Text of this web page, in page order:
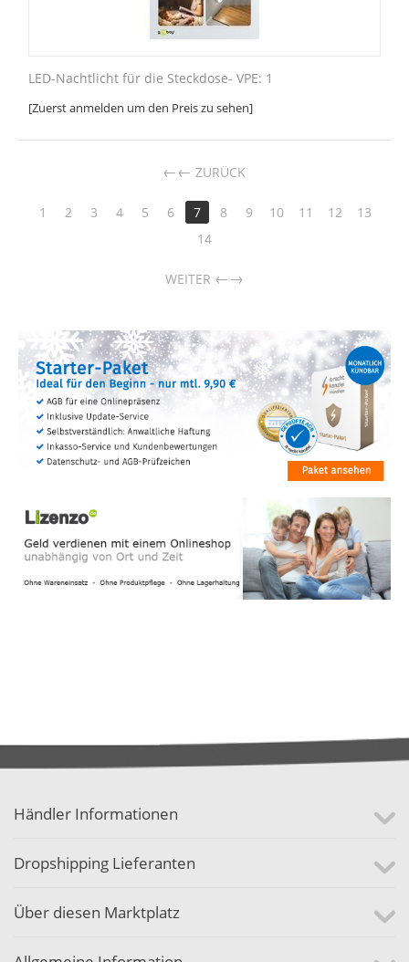
LED-Nachtlicht für die Steckdose- VPE: 1
[Zuerst anmelden um den Preis zu sehen]
← ZURÜCK
1 2 3 4 5 6 7 8 9 10 11 12
13
14
WEITER →
Händler Informationen
Dropshipping Lieferanten
Über diesen Marktplatz